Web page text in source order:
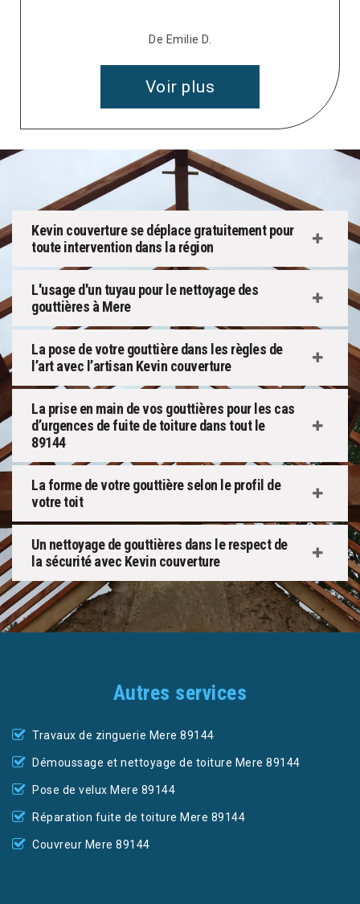
De Emilie D.
Voir plus
Kevin couverture se déplace gratuitement pour
toute intervention dans la région
L'usage d'un tuyau pour le nettoyage des
gouttières à Mere
La pose de votre gouttière dans les règles de
l’art avec l’artisan Kevin couverture
La prise en main de vos gouttières pour les cas
d’urgences de fuite de toiture dans tout le
89144
La forme de votre gouttière selon le profil de
votre toit
Un nettoyage de gouttières dans le respect de
la sécurité avec Kevin couverture
Autres services
Travaux de zinguerie Mere 89144
Démoussage et nettoyage de toiture Mere 89144
Pose de velux Mere 89144
Réparation fuite de toiture Mere 89144
Couvreur Mere 89144